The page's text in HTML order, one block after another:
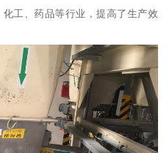
工、药品等行业，提高了生产效